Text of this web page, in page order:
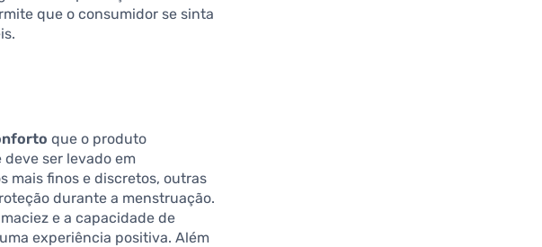
que o consumidor se sinta
que o produto
ser levado em
mais finos e discretos, outras
durante a menstruação.
e a capacidade de
experiência positiva. Além